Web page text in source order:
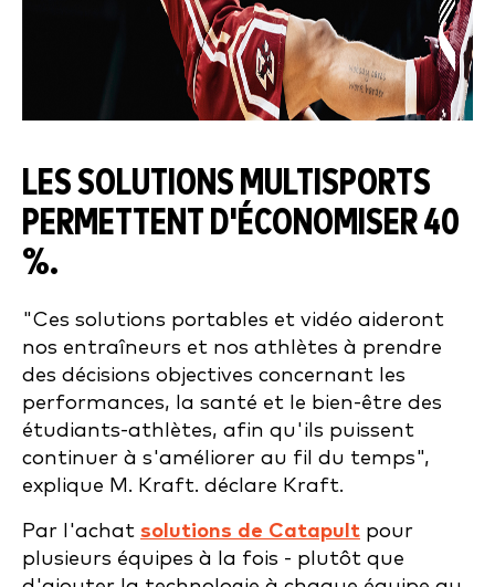
LES SOLUTIONS MULTISPORTS
PERMETTENT D'ÉCONOMISER 40
%.
"Ces solutions portables et vidéo aideront
nos entraîneurs et nos athlètes à prendre
des décisions objectives concernant les
performances, la santé et le bien-être des
étudiants-athlètes, afin qu'ils puissent
continuer à s'améliorer au fil du temps",
explique M. Kraft. déclare Kraft.
Par l'achat solutions de Catapult pour
plusieurs équipes à la fois - plutôt que